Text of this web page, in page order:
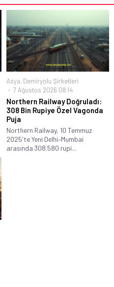
Asya, Demiryolu Şirketleri
7 Ağustos 2026 08:14
Northern Railway Doğruladı:
308 Bin Rupiye Özel Vagonda
Puja
Northern Railway, 10 Temmuz
2025'te Yeni Delhi–Mumbai
arasında 308.580 rupi...